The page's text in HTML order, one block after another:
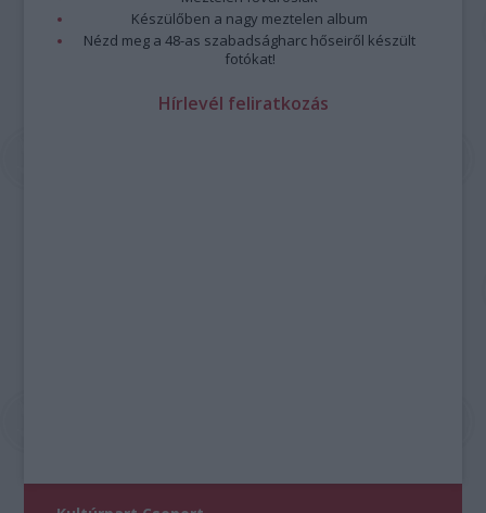
Készülőben a nagy meztelen album
Nézd meg a 48-as szabadságharc hőseiről készült
fotókat!
Hírlevél feliratkozás